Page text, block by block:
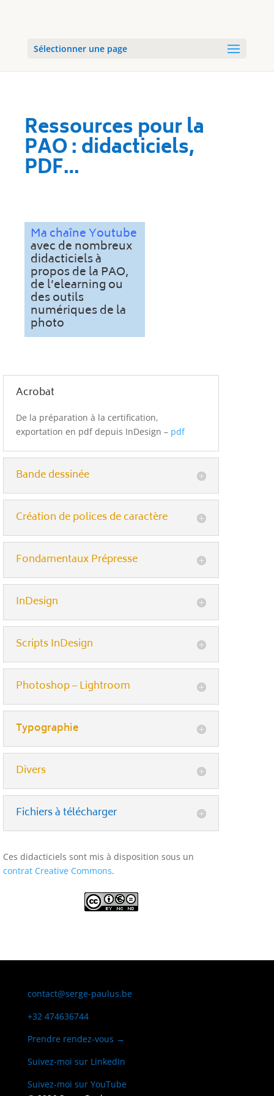
Sélectionner une page
Ressources pour la
PAO : didacticiels,
PDF…
Ma chaîne Youtube
avec de nombreux
didacticiels à
propos de la PAO,
de l’elearning ou
des outils
numériques de la
photo
Acrobat
De la préparation à la certification,
exportation en pdf depuis InDesign – pdf
Bande dessinée
Création de polices de caractère
Fondamentaux Prépresse
InDesign
Scripts InDesign
Photoshop – Lightroom
Typographie
Divers
Fichiers à télécharger
Ces didacticiels sont mis à disposition sous un
contrat Creative Commons.
contact@serge-paulus.be
+32 474636744
Prendre rendez-vous →
Suivez-moi sur LinkedIn
Suivez-moi sur YouTube